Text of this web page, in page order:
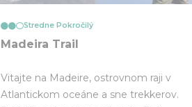
Stredne Pokročilý
Madeira Trail
Vitajte na Madeire, ostrovnom raji v
Atlantickom oceáne a sne trekkerov.